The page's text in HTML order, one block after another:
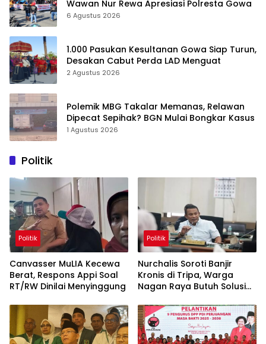
Wawan Nur Rewa Apresiasi Polresta Gowa
6 Agustus 2026
1.000 Pasukan Kesultanan Gowa Siap Turun,
Desakan Cabut Perda LAD Menguat
2 Agustus 2026
Polemik MBG Takalar Memanas, Relawan
Dipecat Sepihak? BGN Mulai Bongkar Kasus
1 Agustus 2026
Politik
Politik
Canvasser MuLIA Kecewa
Berat, Respons Appi Soal
RT/RW Dinilai Menyinggung
Politik
Nurchalis Soroti Banjir
Kronis di Tripa, Warga
Nagan Raya Butuh Solusi